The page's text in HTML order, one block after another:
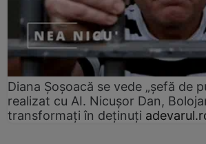
Diana Șoșoacă se vede „șefă de
realizat cu AI. Nicușor Dan,
transformați în deținuți